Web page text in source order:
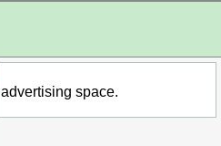
advertising space.